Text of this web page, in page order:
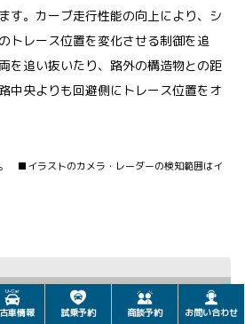
す。カーブ走行性能の向上により、シ
トレース位置を変化させる制御を追
を追い抜いたり、路外の構造物との距
中央よりも回避側にトレース位置をオ
■イラストのカメラ・レーダーの検知範囲はイ
車情報 試乗予約 商談予約 お問い合わせ